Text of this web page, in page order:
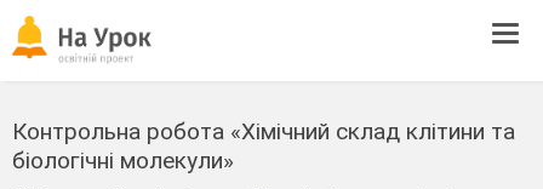
Контрольна робота «Хімічний склад клітини та
біологічні молекули»